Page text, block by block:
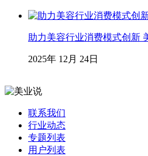
助力美容行业消费模式创新
2025年 12月 24日
联系我们
行业动态
专题列表
用户列表